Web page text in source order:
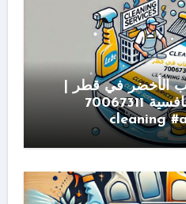
الأخضر في قطر |
خدمة مميزة بأسعار تنافسية 70067311